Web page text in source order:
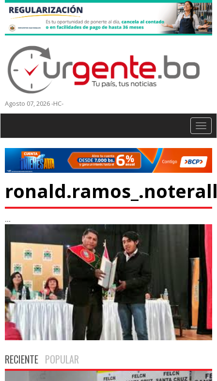
Agosto 07, 2026 -HC-
...
RECIENTE POPULAR